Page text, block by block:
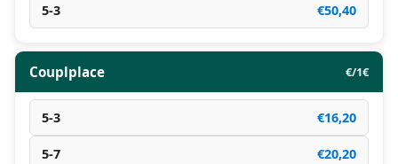
5-3 €50,40
Couplplace €/1€
5-3 €16,20
5-7 €20,20